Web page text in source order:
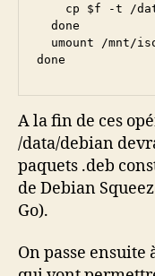
cp $f -t /
  done
umount /mnt/
done
A la fin de ces
/data/debian
paquets .deb
de Debian
Go).
On passe